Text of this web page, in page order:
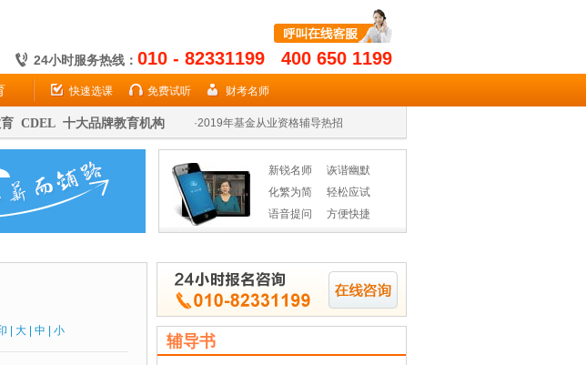
24小时服务热线： 010 - 82331199 400 650 1199
快速选课 免费试听 财考名师
CDEL 十大品牌教育机构
·2019年期货从业名师授课高效省时
2019证券在手 券商无忧
·2019年基金从业资格辅导热招
·2019证券在手 券商无忧
·2019年基金从业资格辅导热招
新锐名师
诙谐幽默
化繁为简
轻松应试
语音提问
方便快捷
大 中 小
辅导书